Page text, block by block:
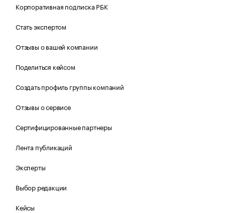
Корпоративная подписка РБК
Стать экспертом
Отзывы о вашей компании
Поделиться кейсом
Создать профиль группы компаний
Отзывы о сервисе
Сертифицированные партнеры
Лента публикаций
Эксперты
Выбор редакции
Кейсы